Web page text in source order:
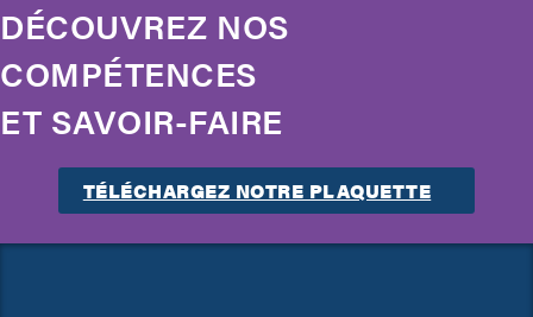
DÉCOUVREZ NOS
COMPÉTENCES
ET SAVOIR-FAIRE
TÉLÉCHARGEZ NOTRE PLAQUETTE